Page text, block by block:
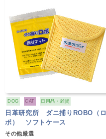
DOG CAT 日用品・雑貨
日革研究所 ダニ捕りROBO（ロ
ボ） ソフトケース
その他厳選